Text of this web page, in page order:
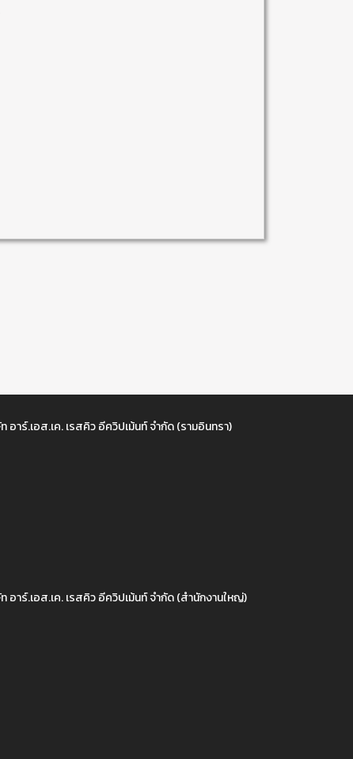
อาร์.เอส.เค. เรสคิว อีควิปเม้นท์ จำกัด (รามอินทรา)
อาร์.เอส.เค. เรสคิว อีควิปเม้นท์ จำกัด (สำนักงานใหญ่)